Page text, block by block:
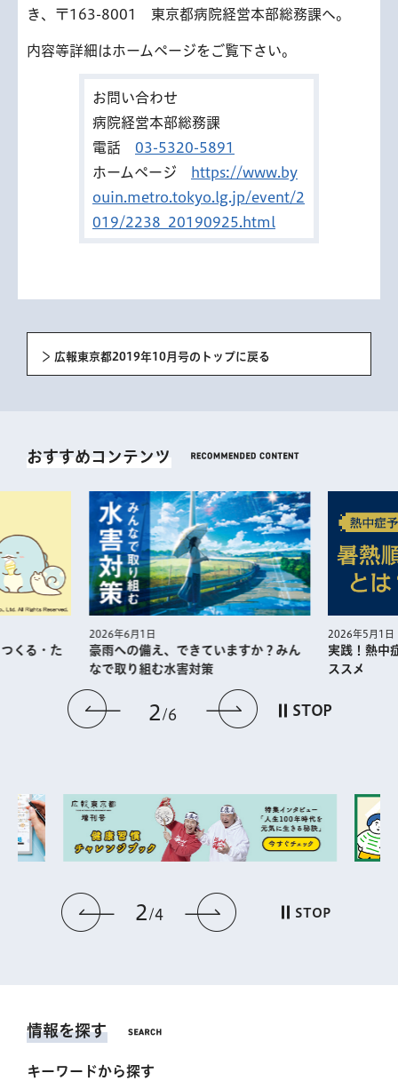
き、〒163-8001 東京都病院経営本部総務課へ。
内容等詳細はホームページをご覧下さい。
お問い合わせ
病院経営本部総務課
電話 03-5320-5891
ホームページ
https://www.by
ouin.metro.tokyo.lg.jp/event/2
019/2238_20190925.html
広報東京都2019年10月号のトップに戻る
おすすめコンテンツ
前のスライドを表示
2 6 次のスライドを
STOP
くる・た
2026年6月1日
豪雨への備え、できていますか？みん
なで取り組む水害対策
2026年5月1日
実践！熱中
ススメ
前のスライドを表示
2 4 次のスライドを表
STOP
情報を探す
キーワードから探す